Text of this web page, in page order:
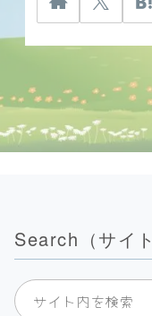
Search（サイ